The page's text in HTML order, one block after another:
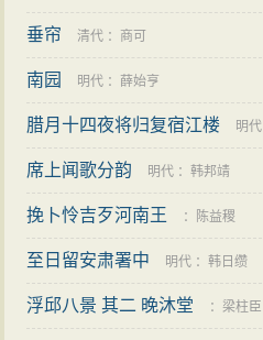
垂帘 清代 ： 商可
南园 明代 ： 薛始亨
腊月十四夜将归复宿江楼 明代
席上闻歌分韵 明代 ：韩邦靖
挽卜怜吉歹河南王 ： 陈益稷
至日留安肃署中 明代 ：韩日缵
浮邱八景 其二 晚沐堂 ： 梁柱臣